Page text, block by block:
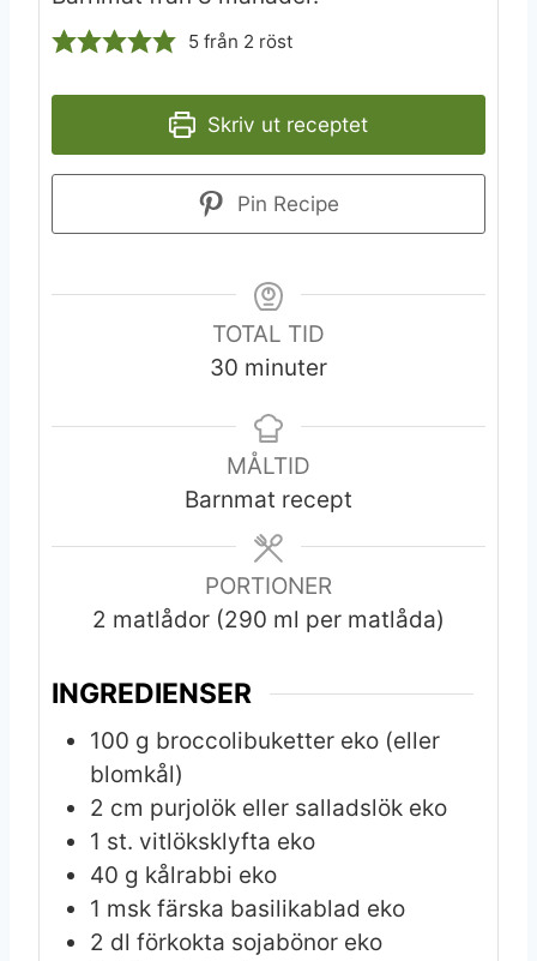
5 från 2 röst
Skriv ut receptet
Pin Recipe
TOTAL TID
30 minuter
minuter
MÅLTID
Barnmat recept
PORTIONER
2 matlådor (290 ml per matlåda)
INGREDIENSER
100 g broccolibuketter eko (eller
blomkål)
2 cm purjolök eller salladslök eko
1 st. vitlöksklyfta eko
40 g kålrabbi eko
1 msk färska basilikablad eko
2 dl förkokta sojabönor eko